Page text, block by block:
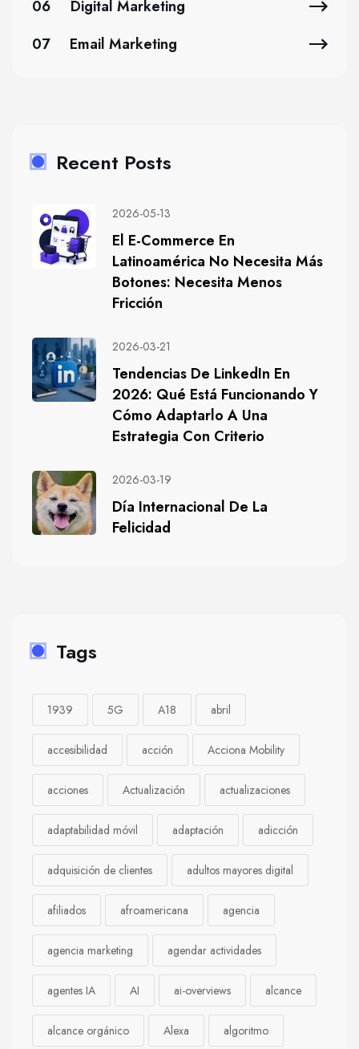
06
Digital Marketing
07
Email Marketing
Recent Posts
2026-05-13
El E-Commerce En
Latinoamérica No Necesita Más
Botones: Necesita Menos
Fricción
2026-03-21
Tendencias De LinkedIn En
2026: Qué Está Funcionando Y
Cómo Adaptarlo A Una
Estrategia Con Criterio
2026-03-19
Día Internacional De La
Felicidad
Tags
1939 5G A18 abril
accesibilidad acción Acciona Mobility
acciones Actualización actualizaciones
adaptabilidad móvil adaptación adicción
adquisición de clientes adultos mayores digital
afiliados afroamericana agencia
agencia marketing agendar actividades
agentes IA AI ai-overviews alcance
alcance orgánico Alexa algoritmo